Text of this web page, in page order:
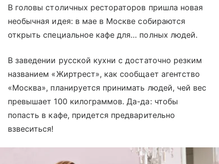
В головы столичных рестораторов пришла новая
необычная идея: в мае в Москве собираются
открыть специальное кафе для… полных людей.
В заведении русской кухни с достаточно резким
названием «Жиртрест», как сообщает агентство
«Москва», планируется принимать людей, чей вес
превышает 100 килограммов. Да-да: чтобы
попасть в кафе, придется предварительно
взвеситься!